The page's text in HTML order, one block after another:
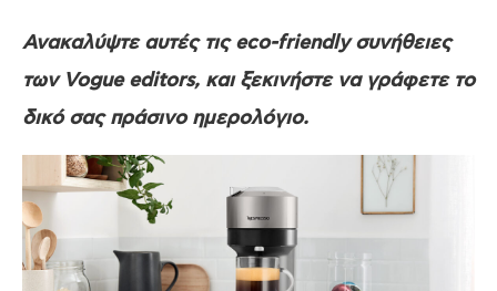
Ανακαλύψτε αυτές τις eco-friendly συνήθειες
των Vogue editors, και ξεκινήστε να γράφετε το
δικό σας πράσινο ημερολόγιο.